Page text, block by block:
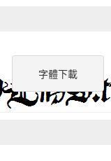
字體下載